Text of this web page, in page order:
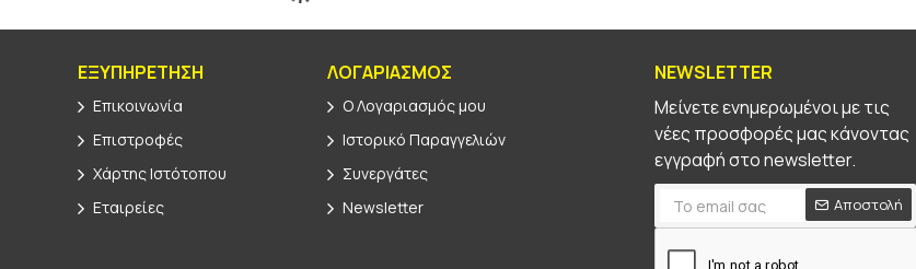
ΕΞΥΠΗΡΕΤΗΣΗ
Επικοινωνία
Επιστροφές
Χάρτης Ιστότοπου
Εταιρείες
ΛΟΓΑΡΙΑΣΜΟΣ
Ο Λογαριασμός μου
Ιστορικό Παραγγελιών
Συνεργάτες
Newsletter
NEWSLETTER
Μείνετε ενημερωμένοι με τις
νέες προσφορές μας κάνοντας
εγγραφή στο newsletter.
Αποστολή